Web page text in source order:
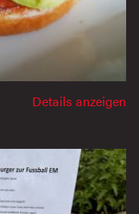
Details anzeigen